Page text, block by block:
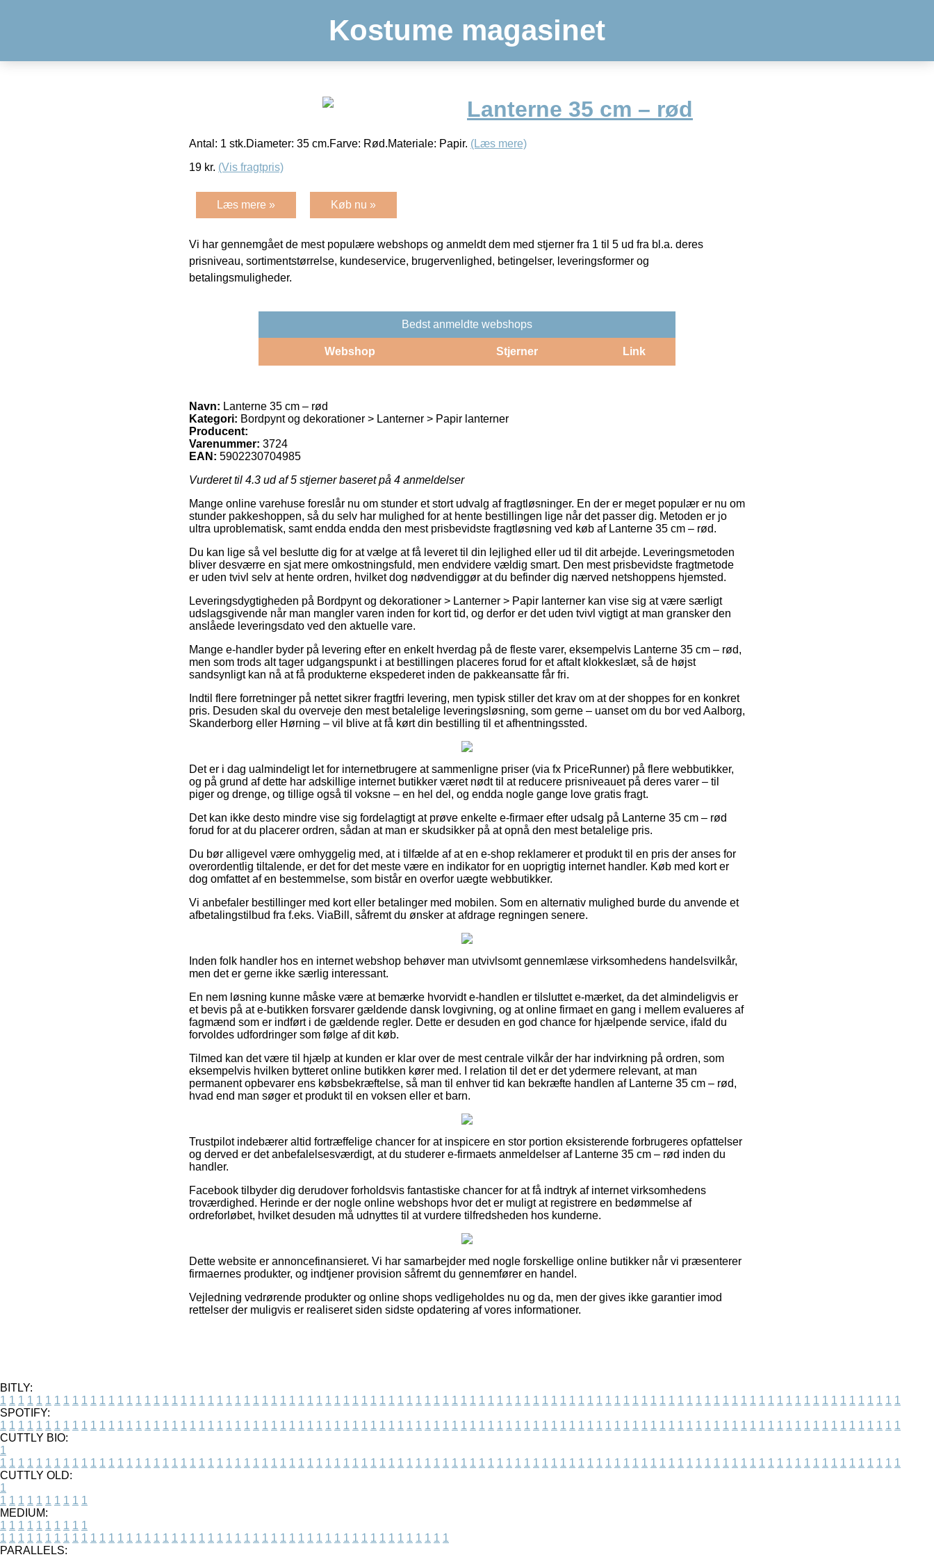
Kostume magasinet
Lanterne 35 cm – rød
Antal: 1 stk.Diameter: 35 cm.Farve: Rød.Materiale: Papir. (Læs mere)
19 kr. (Vis fragtpris)
Læs mere » Køb nu »
Vi har gennemgået de mest populære webshops og anmeldt dem med stjerner fra 1 til 5 ud fra bl.a. deres
prisniveau, sortimentstørrelse, kundeservice, brugervenlighed, betingelser, leveringsformer og
betalingsmuligheder.
Bedst anmeldte webshops
Webshop Stjerner Link
Navn: Lanterne 35 cm – rød
Kategori: Bordpynt og dekorationer > Lanterner > Papir lanterner
Producent:
Varenummer: 3724
EAN: 5902230704985
Vurderet til 4.3 ud af 5 stjerner baseret på 4 anmeldelser
Mange online varehuse foreslår nu om stunder et stort udvalg af fragtløsninger. En der er meget populær er nu om
stunder pakkeshoppen, så du selv har mulighed for at hente bestillingen lige når det passer dig. Metoden er jo
ultra uproblematisk, samt endda endda den mest prisbevidste fragtløsning ved køb af Lanterne 35 cm – rød.
Du kan lige så vel beslutte dig for at vælge at få leveret til din lejlighed eller ud til dit arbejde. Leveringsmetoden
bliver desværre en sjat mere omkostningsfuld, men endvidere vældig smart. Den mest prisbevidste fragtmetode
er uden tvivl selv at hente ordren, hvilket dog nødvendiggør at du befinder dig nærved netshoppens hjemsted.
Leveringsdygtigheden på Bordpynt og dekorationer > Lanterner > Papir lanterner kan vise sig at være særligt
udslagsgivende når man mangler varen inden for kort tid, og derfor er det uden tvivl vigtigt at man gransker den
anslåede leveringsdato ved den aktuelle vare.
Mange e-handler byder på levering efter en enkelt hverdag på de fleste varer, eksempelvis Lanterne 35 cm – rød,
men som trods alt tager udgangspunkt i at bestillingen placeres forud for et aftalt klokkeslæt, så de højst
sandsynligt kan nå at få produkterne ekspederet inden de pakkeansatte får fri.
Indtil flere forretninger på nettet sikrer fragtfri levering, men typisk stiller det krav om at der shoppes for en konkret
pris. Desuden skal du overveje den mest betalelige leveringsløsning, som gerne – uanset om du bor ved Aalborg,
Skanderborg eller Hørning – vil blive at få kørt din bestilling til et afhentningssted.
Det er i dag ualmindeligt let for internetbrugere at sammenligne priser (via fx PriceRunner) på flere webbutikker,
og på grund af dette har adskillige internet butikker været nødt til at reducere prisniveauet på deres varer – til
piger og drenge, og tillige også til voksne – en hel del, og endda nogle gange love gratis fragt.
Det kan ikke desto mindre vise sig fordelagtigt at prøve enkelte e-firmaer efter udsalg på Lanterne 35 cm – rød
forud for at du placerer ordren, sådan at man er skudsikker på at opnå den mest betalelige pris.
Du bør alligevel være omhyggelig med, at i tilfælde af at en e-shop reklamerer et produkt til en pris der anses for
overordentlig tiltalende, er det for det meste være en indikator for en uoprigtig internet handler. Køb med kort er
dog omfattet af en bestemmelse, som bistår en overfor uægte webbutikker.
Vi anbefaler bestillinger med kort eller betalinger med mobilen. Som en alternativ mulighed burde du anvende et
afbetalingstilbud fra f.eks. ViaBill, såfremt du ønsker at afdrage regningen senere.
Inden folk handler hos en internet webshop behøver man utvivlsomt gennemlæse virksomhedens handelsvilkår,
men det er gerne ikke særlig interessant.
En nem løsning kunne måske være at bemærke hvorvidt e-handlen er tilsluttet e-mærket, da det almindeligvis er
et bevis på at e-butikken forsvarer gældende dansk lovgivning, og at online firmaet en gang i mellem evalueres af
fagmænd som er indført i de gældende regler. Dette er desuden en god chance for hjælpende service, ifald du
forvoldes udfordringer som følge af dit køb.
Tilmed kan det være til hjælp at kunden er klar over de mest centrale vilkår der har indvirkning på ordren, som
eksempelvis hvilken bytteret online butikken kører med. I relation til det er det ydermere relevant, at man
permanent opbevarer ens købsbekræftelse, så man til enhver tid kan bekræfte handlen af Lanterne 35 cm – rød,
hvad end man søger et produkt til en voksen eller et barn.
Trustpilot indebærer altid fortræffelige chancer for at inspicere en stor portion eksisterende forbrugeres opfattelser
og derved er det anbefalelsesværdigt, at du studerer e-firmaets anmeldelser af Lanterne 35 cm – rød inden du
handler.
Facebook tilbyder dig derudover forholdsvis fantastiske chancer for at få indtryk af internet virksomhedens
troværdighed. Herinde er der nogle online webshops hvor det er muligt at registrere en bedømmelse af
ordreforløbet, hvilket desuden må udnyttes til at vurdere tilfredsheden hos kunderne.
Dette website er annoncefinansieret. Vi har samarbejder med nogle forskellige online butikker når vi præsenterer
firmaernes produkter, og indtjener provision såfremt du gennemfører en handel.
Vejledning vedrørende produkter og online shops vedligeholdes nu og da, men der gives ikke garantier imod
rettelser der muligvis er realiseret siden sidste opdatering af vores informationer.
BITLY:
1 1 1 1 1 1 1 1 1 1 1 1 1 1 1 1 1 1 1 1 1 1 1 1 1 1 1 1 1 1 1 1 1 1 1 1 1 1 1 1 1 1 1 1 1 1 1 1 1 1 1 1 1 1 1 1 1 1 1 1 1 1 1 1 1 1 1 1 1 1 1 1 1 1 1 1 1 1 1 1 1 1 1 1 1 1 1 1 1 1 1 1 1 1 1 1 1 1 1 1
SPOTIFY:
1 1 1 1 1 1 1 1 1 1 1 1 1 1 1 1 1 1 1 1 1 1 1 1 1 1 1 1 1 1 1 1 1 1 1 1 1 1 1 1 1 1 1 1 1 1 1 1 1 1 1 1 1 1 1 1 1 1 1 1 1 1 1 1 1 1 1 1 1 1 1 1 1 1 1 1 1 1 1 1 1 1 1 1 1 1 1 1 1 1 1 1 1 1 1 1 1 1 1 1
CUTTLY BIO:
1
1 1 1 1 1 1 1 1 1 1 1 1 1 1 1 1 1 1 1 1 1 1 1 1 1 1 1 1 1 1 1 1 1 1 1 1 1 1 1 1 1 1 1 1 1 1 1 1 1 1 1 1 1 1 1 1 1 1 1 1 1 1 1 1 1 1 1 1 1 1 1 1 1 1 1 1 1 1 1 1 1 1 1 1 1 1 1 1 1 1 1 1 1 1 1 1 1 1 1 1
CUTTLY OLD:
1
1 1 1 1 1 1 1 1 1 1
MEDIUM:
1 1 1 1 1 1 1 1 1 1
1 1 1 1 1 1 1 1 1 1 1 1 1 1 1 1 1 1 1 1 1 1 1 1 1 1 1 1 1 1 1 1 1 1 1 1 1 1 1 1 1 1 1 1 1 1 1 1 1 1
PARALLELS: